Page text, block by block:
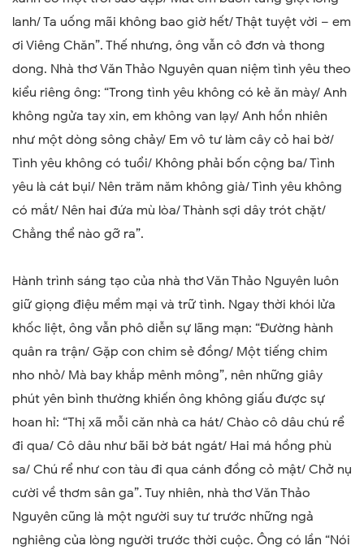
lanh/ Ta uống mãi không bao giờ hết/ Thật tuyệt vời – em
ơi Viêng Chăn”. Thế nhưng, ông vẫn cô đơn và thong
dong. Nhà thơ Văn Thảo Nguyên quan niệm tình yêu theo
kiểu riêng ông: “Trong tình yêu không có kẻ ăn mày/ Anh
không ngửa tay xin, em không van lạy/ Anh hồn nhiên
như một dòng sông chảy/ Em vô tư làm cây cỏ hai bờ/
Tình yêu không có tuổi/ Không phải bốn cộng ba/ Tình
yêu là cát bụi/ Nên trăm năm không già/ Tình yêu không
có mắt/ Nên hai đứa mù lòa/ Thành sợi dây trót chặt/
Chẳng thể nào gỡ ra”.
Hành trình sáng tạo của nhà thơ Văn Thảo Nguyên luôn
giữ giọng điệu mềm mại và trữ tình. Ngay thời khói lửa
khốc liệt, ông vẫn phô diễn sự lãng mạn: “Đường hành
quân ra trận/ Gặp con chim sẻ đồng/ Một tiếng chim
nho nhỏ/ Mà bay khắp mênh mông”, nên những giây
phút yên bình thường khiến ông không giấu được sự
hoan hỉ: “Thị xã mỗi căn nhà ca hát/ Chào cô dâu chú rể
đi qua/ Cô dâu như bãi bờ bát ngát/ Hai má hồng phù
sa/ Chú rể như con tàu đi qua cánh đồng cỏ mật/ Chở nụ
cười về thơm sân ga”. Tuy nhiên, nhà thơ Văn Thảo
Nguyên cũng là một người suy tư trước những ngả
nghiêng của lòng người trước thời cuộc. Ông có lần “Nói